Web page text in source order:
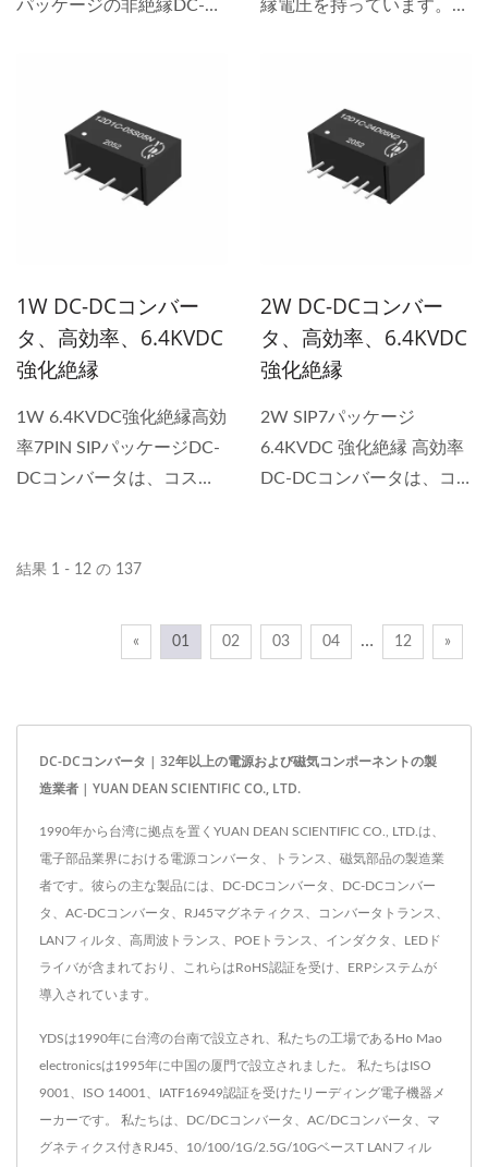
パッケージの非絶縁DC-
の安全のために短絡保護が
含まれています。 K78シリ
ーズは、主要な非絶縁DC-
ク、UL認証、IEC...
縁電圧を持っています。
+85°Cまでです。効率は
85%に達することができま
す。単出力の
1W DC-DCコンバー
タ、高効率、6.4KVDC
強化絶縁
1W 6.4KVDC強化絶縁高効
率7PIN SIPパッケージDC-
DCコンバータは、コスト
プリケーションで一般的に
囲は-40°Cから+105°Cで
す。最大87%の高効率を誇
な絶縁型DC-DCコンバー
タ、高性能電源用。私たち
のRoHSおよびREACH準拠
ム、ワイヤレス、測定機器
向けのコスト効果の高いソ
リューションを提供しま
す。 当社のDC-DC電源コ
拠しており、カスタマイズ
可能で、販売時に3年の保
証が付いています。
OEM/ODMの要件は歓迎
2W DC-DCコンバー
タ、高効率、6.4KVDC
強化絶縁
2W SIP7パッケージ
6.4KVDC 強化絶縁 高効率
DC-DCコンバータは、コ
度範囲は-40°Cから+105°C
です。最大89%の高効率を
良いアイソレート型および
無規制のDC-DCコンバー
タをSIPパッケージで提供
す。これらの経済的な電源
モジュールはRoHSおよび
REACHに準拠しており、
提供します。 当社のDC-
DC電源コンバータ製品は
RoHSに準拠しており、カ
スタマイズ可能で、販売時
結果 1 - 12 の 137
« 01 02 03 04 … 12 »
DC-DCコンバータ | 32年以上の電源および磁気コンポーネントの製
造業者 | YUAN DEAN SCIENTIFIC CO., LTD.
1990年から台湾に拠点を置くYUAN DEAN SCIENTIFIC CO., LTD.は、
電子部品業界における電源コンバータ、トランス、磁気部品の製造業
者です。彼らの主な製品には、DC-DCコンバータ、DC-DCコンバー
タ、AC-DCコンバータ、RJ45マグネティクス、コンバータトランス、
LANフィルタ、高周波トランス、POEトランス、インダクタ、LEDド
ライバが含まれており、これらはRoHS認証を受け、ERPシステムが
導入されています。
YDSは1990年に台湾の台南で設立され、私たちの工場であるHo Mao
electronicsは1995年に中国の厦門で設立されました。 私たちはISO
9001、ISO 14001、IATF16949認証を受けたリーディング電子機器メ
ーカーです。 私たちは、DC/DCコンバータ、AC/DCコンバータ、マ
グネティクス付きRJ45、10/100/1G/2.5G/10GベースT LANフィル